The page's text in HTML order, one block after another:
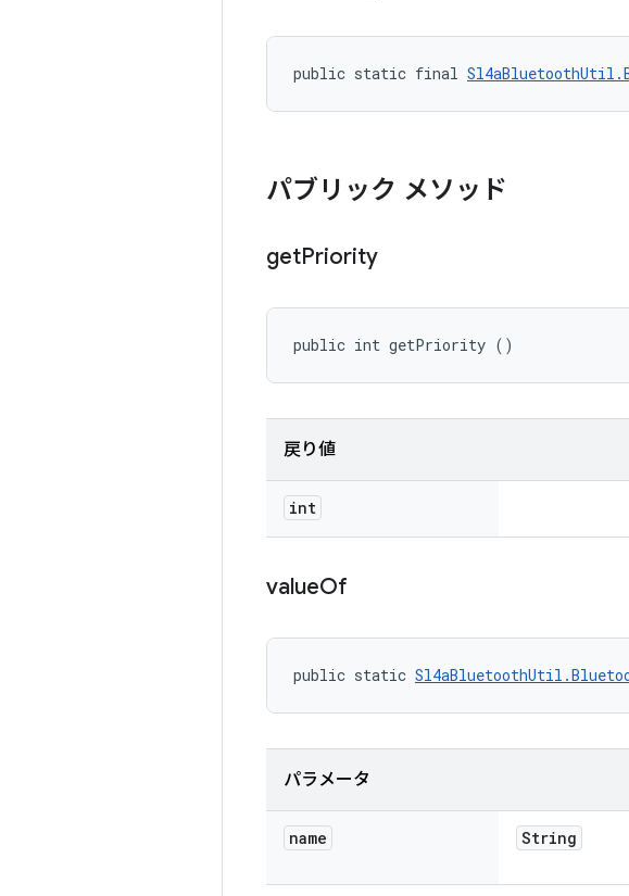
public static final
パブリック メソッド
getPriority
public int getPriority ()
戻り値
int
valueOf
public static
パラメータ
name String